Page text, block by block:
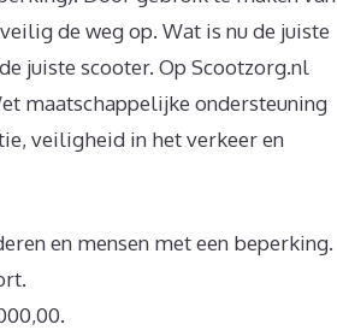
de weg op. Wat is nu de juiste
juiste scooter. Op Scootzorg.nl
maatschappelijke ondersteuning
veiligheid in het verkeer en
en mensen met een beperking.